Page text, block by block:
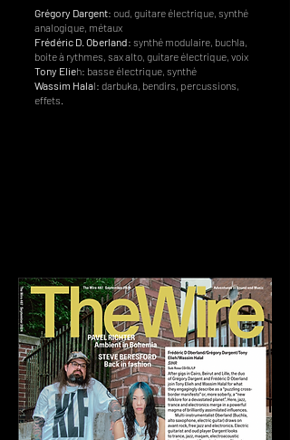
Grégory Dargent: oud, guitare électrique, synthé
analogique, métaux
Frédéric D. Oberland: synthé modulaire, buchla,
boite à rythmes, sax alto, guitare électrique, voix
Tony Elieh: basse électrique, synthé
Wassim Halal: darbuka, bendirs, percussions,
effets.